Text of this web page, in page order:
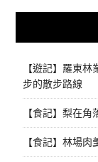
【遊記】羅東
步的散步路線
【食記】梨在
【食記】林場